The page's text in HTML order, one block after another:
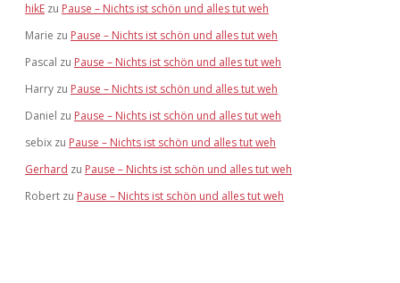
hikE zu Pause – Nichts ist schön und alles tut weh
Marie zu Pause – Nichts ist schön und alles tut weh
Pascal zu Pause – Nichts ist schön und alles tut weh
Harry zu Pause – Nichts ist schön und alles tut weh
Daniel zu Pause – Nichts ist schön und alles tut weh
sebix zu Pause – Nichts ist schön und alles tut weh
Gerhard zu Pause – Nichts ist schön und alles tut weh
Robert zu Pause – Nichts ist schön und alles tut weh